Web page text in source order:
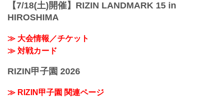
【7/18(土)開催】RIZIN LANDMARK 15 in
HIROSHIMA
≫ 大会情報／チケット
≫ 対戦カード
RIZIN甲子園 2026
≫ RIZIN甲子園 関連ページ